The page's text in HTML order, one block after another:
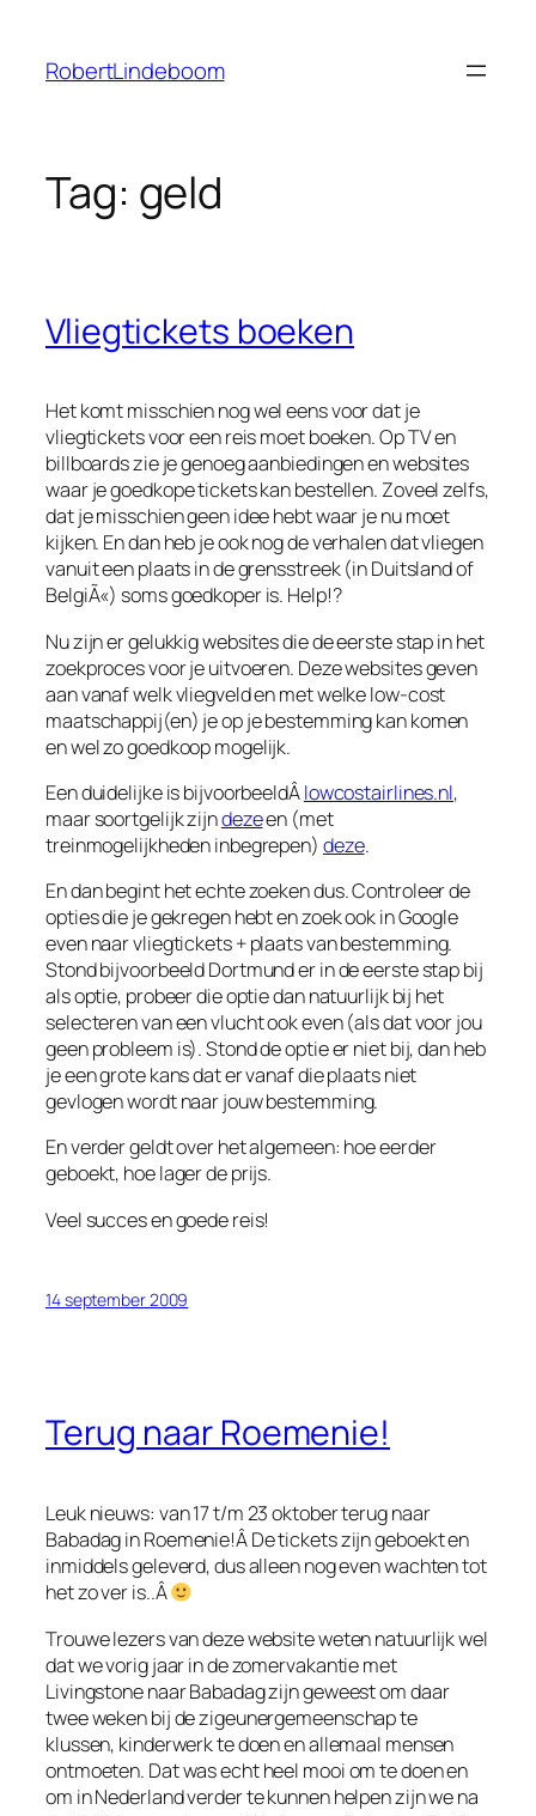
RobertLindeboom
Tag: geld
Vliegtickets boeken
Het komt misschien nog wel eens voor dat je
vliegtickets voor een reis moet boeken. Op TV en
billboards zie je genoeg aanbiedingen en websites
waar je goedkope tickets kan bestellen. Zoveel zelfs,
dat je misschien geen idee hebt waar je nu moet
kijken. En dan heb je ook nog de verhalen dat vliegen
vanuit een plaats in de grensstreek (in Duitsland of
BelgiÃ«) soms goedkoper is. Help!?
Nu zijn er gelukkig websites die de eerste stap in het
zoekproces voor je uitvoeren. Deze websites geven
aan vanaf welk vliegveld en met welke low-cost
maatschappij(en) je op je bestemming kan komen
en wel zo goedkoop mogelijk.
Een duidelijke is bijvoorbeeldÂlowcostairlines.nl,
maar soortgelijk zijndezeen (met
treinmogelijkheden inbegrepen) deze.
En dan begint het echte zoeken dus. Controleer de
opties die je gekregen hebt en zoek ook in Google
even naarvliegtickets + plaats van bestemming.
Stond bijvoorbeeld Dortmund er in de eerste stap bij
als optie, probeer die optie dan natuurlijk bij het
selecteren van een vlucht ook even (als dat voor jou
geen probleem is). Stond de optie er niet bij, dan heb
je een grote kans dat er vanaf die plaats niet
gevlogen wordt naar jouw bestemming.
En verder geldt over het algemeen: hoe eerder
geboekt, hoe lager de prijs.
Veel succes en goede reis!
14 september 2009
Terug naar Roemenie!
Leuk nieuws: van 17 t/m 23 oktober terug naar
Babadag in Roemenie!Â De tickets zijn geboekt en
inmiddels geleverd, dus alleen nog even wachten tot
het zo ver is..Â
Trouwe lezers van deze website weten natuurlijk wel
dat we vorig jaar in de zomervakantie met
Livingstone naar Babadag zijn geweest om daar
twee weken bij de zigeunergemeenschap te
klussen, kinderwerk te doen en allemaal mensen
ontmoeten. Dat was echt heel mooi om te doen en
om in Nederland verder te kunnen helpen zijn we na